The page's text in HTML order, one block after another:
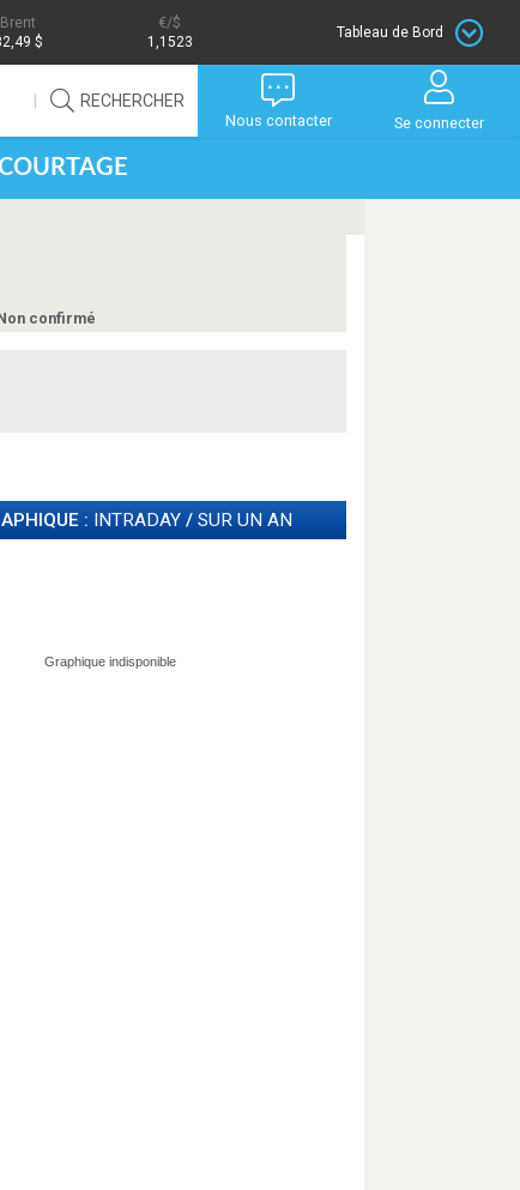
Brent
$
/$
1,1523
Tableau de Bord
RECHERCHER
Nous contacter Se connecter
confirmé
: INTRADAY /SUR UN AN